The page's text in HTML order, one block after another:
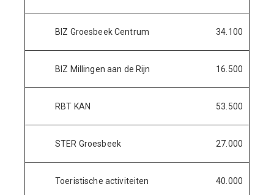
BIZ Groesbeek Centrum 34.100
BIZ Millingen aan de Rijn 16.500
RBT KAN 53.500
STER Groesbeek 27.000
Toeristische activiteiten 40.000